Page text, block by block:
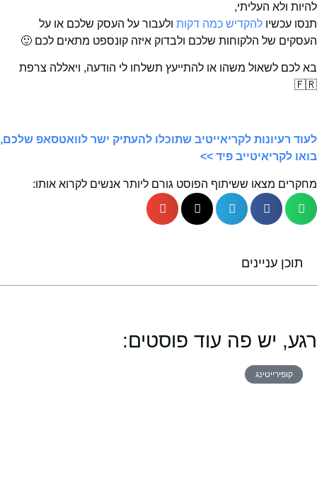
להיות ולא העליתי,
תנסו עכשיו להקדיש כמה דקות ולעבור על העסק שלכם או על
העסקים של הלקוחות שלכם ולבדוק איזה קונספט מתאים לכם 🙂
בא לכם לשאול משהו או להתייעץ תשלחו לי הודעה, ויאללה צרפת
🇫🇷
לעוד רעיונות לקריאייטיב שתוכלו להעתיק ישר לוואטסאפ שלכם,
בואו לקריאיטייב פיד >>
מחקרים מצאו ששיתוף הפוסט גורם ליותר אנשים לקרוא אותו:
תוכן עניינים
רגע, יש פה עוד פוסטים:
קופירייטינג